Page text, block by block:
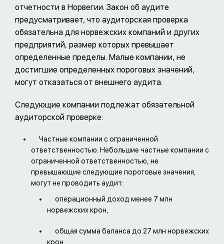
отчетности в Норвегии. Закон об аудите
предусматривает, что аудиторская проверка
обязательна для норвежских компаний и других
предприятий, размер которых превышает
определенные пределы. Малые компании, не
достигшие определенных пороговых значений,
могут отказаться от внешнего аудита.
Следующие компании подлежат обязательной
аудиторской проверке:
Частные компании с ограниченной
ответственностью. Небольшие частные компании с
ограниченной ответственностью, не
превышающие следующие пороговые значения,
могут не проводить аудит:
операционный доход менее 7 млн
норвежских крон,
общая сумма баланса до 27 млн норвежских
крон,